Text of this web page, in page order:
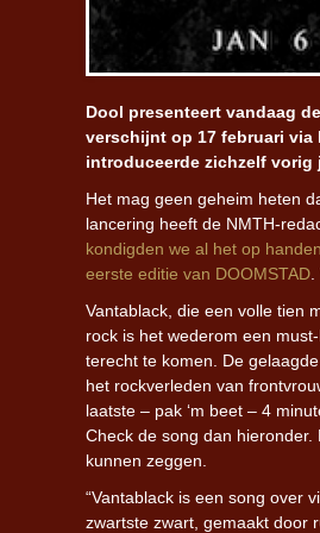
Dool presenteert vandaag
verschijnt op 17 februari via
introduceerde zichzelf vorig
Het mag geen geheim heten
lancering heeft de NMTH-
kondigden we al het op
eerste editie van DOOMSTAD.
Vantablack, die een volle tien
rock is het wederom een
terecht te komen. De
het rockverleden van
laatste – pak ‘m beet – 4
Check de song dan
kunnen zeggen.
“Vantablack is een song over
zwartste zwart, gemaakt door